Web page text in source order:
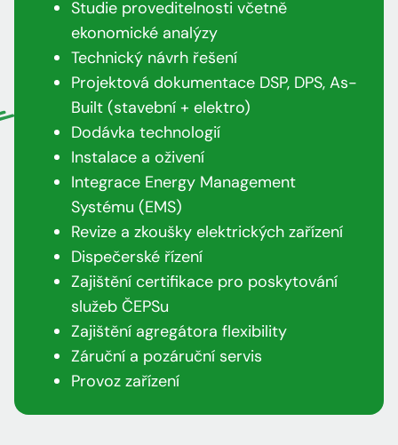
Studie proveditelnosti včetně
ekonomické analýzy
Technický návrh řešení
Projektová dokumentace DSP, DPS, As-
Built (stavební + elektro)
Dodávka technologií
Instalace a oživení
Integrace Energy Management
Systému (EMS)
Revize a zkoušky elektrických zařízení
Dispečerské řízení
Zajištění certifikace pro poskytování
služeb ČEPSu
Zajištění agregátora flexibility
Záruční a pozáruční servis
Provoz zařízení